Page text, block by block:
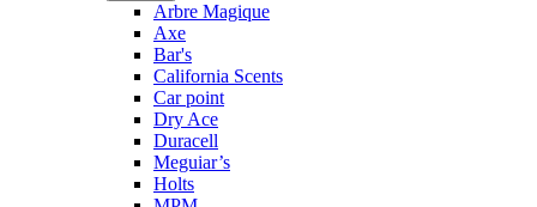
Arbre Magique
Axe
Bar's
California Scents
Car point
Dry Ace
Duracell
Meguiar’s
Holts